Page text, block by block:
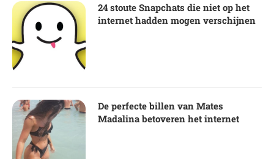
24 stoute Snapchats die niet op het
internet hadden mogen verschijnen
De perfecte billen van Mates
Madalina betoveren het internet